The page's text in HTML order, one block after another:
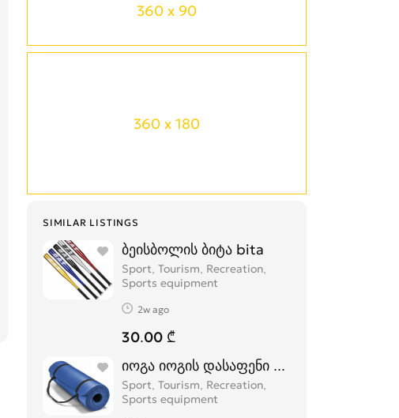
360 x 90
360 x 180
SIMILAR LISTINGS
ბეისბოლის ბიტა bita
Sport, Tourism, Recreation,
Sports equipment
2w ago
30.00 ₾
იოგა იოგის დასაფენი პარალონი, yoga
Sport, Tourism, Recreation,
Sports equipment